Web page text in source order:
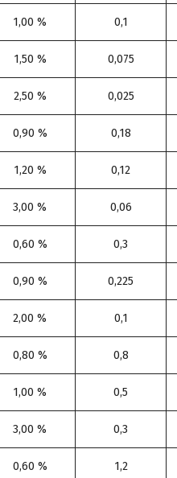
1,00 % 0,1
1,50 % 0,075
2,50 % 0,025
0,90 % 0,18
1,20 % 0,12
3,00 % 0,06
0,60 % 0,3
0,90 % 0,225
2,00 % 0,1
0,80 % 0,8
1,00 % 0,5
3,00 % 0,3
0,60 % 1,2